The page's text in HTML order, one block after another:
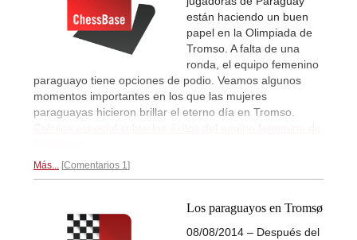
están haciendo un buen
papel en la Olimpiada de
Tromso. A falta de una
ronda, el equipo femenino
paraguayo tiene opciones de podio. Veamos algunos
momentos importantes en los que las mujeres
paraguayas hicieron brillar el eterno día en Tromso.
Crónica especial sobre los éxitos del equipo femenino de
Más... Comentarios 1
Los paraguayos en Tromsø
08/08/2014 – Después del